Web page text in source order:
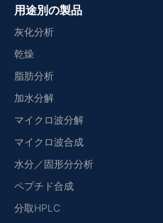
用途別の製品
灰化分析
乾燥
脂肪分析
加水分解
マイクロ波分解
マイクロ波合成
水分／固形分分析
ペプチド合成
分取HPLC